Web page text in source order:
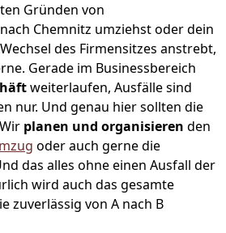
Gründen von
Chemnitz umziehst oder dein
des Firmensitzes anstrebt,
Gerade im Businessbereich
weiterlaufen, Ausfälle sind
nur. Und genau hier sollten die
Wir planen und organisieren den
oder auch gerne die
das alles ohne einen Ausfall der
wird auch das gesamte
zuverlässig von A nach B